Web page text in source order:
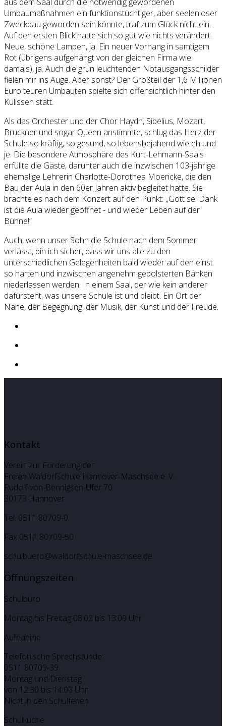
Umbaumaßnahmen ein funktionstüchtiger, aber seelenloser
Zweckbau geworden sein könnte, traf zum Glück nicht ein.
Auf den ersten Blick hatte sich so gut wie nichts verändert.
Neue, schöne Lampen, ja. Ein neuer Vorhang in samtigem
Rot (übrigens aufgehängt von der gleichen Firma wie
damals), ja. Auch die grün leuchtenden Notausgangsschilder
fielen mir ins Auge. Aber sonst? Der Großteil der 1,6 Millionen
Euro teuren Umbauten spielte sich offensichtlich hinter den
Kulissen statt.
Als das Orchester und der Chor Haydn, Sibelius, Mozart,
Bruckner und sogar Queen anstimmte, schlug das Herz der
Schule so kräftig, so gesund, so lebensbejahend wie eh und
je. Die besondere Atmosphäre des Kurt-Lehmann-Saals
erfüllte die Gäste, darunter auch die inzwischen 103-jährige
ehemalige Lehrerin Charlotte-Dorothea Moericke, die den
Bau der Aula in den 60er Jahren aktiv begleitet hatte. Sie
brachte es nach dem Konzert auf den Punkt: „Gott sei Dank
ist die Aula wieder geöffnet - und wieder Leben auf der
Bühne!“
Auch, wenn unser Sohn die Schule nach dem Sommer
verlässt, bin ich sicher, dass wir uns alle zu den
unterschiedlichen Gelegenheiten bald wieder auf den einst
so harten und inzwischen angenehm gepolsterten Bänken
niederlassen werden. In einem Saal, der wie kein anderer
dafürsteht, was unsere Schule ist und bleibt. Ein Ort der
Nähe, der Begegnung, der Musik, der Kunst und der Freude.
Kontakt
Verein zur Förderung der
Freien Waldorfschule Hannover-Maschsee e. V.
Rudolf-von-Bennigsen-Ufer 70
30173 Hannover
Tel. 0511 80709-0
Fax 0511 80709-50
schulbuero@waldorfschule-maschsee.de
Öffnungszeiten
Schulbüro
Montag bis Freitag 08:00 bis 13:00 Uhr
Aufnahme
Telefonische Sprechstunde:
0511 80709-39
Montag und Dienstag
von 12:30 bis 14:00 Uhr
Nicht in den Schulferien
Schulküche